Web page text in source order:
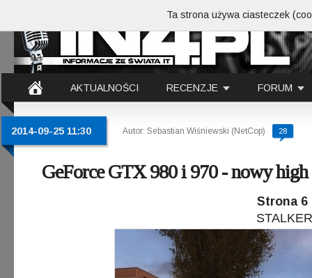
AKTUALNOŚCI RECENZJE FORUM
2014-09-25 11:30 Autor: Sebastian Wiśniewski (NetCop) 28
GeForce GTX 980 i 970 - nowy
Strona 6
Ta strona używa ciasteczek